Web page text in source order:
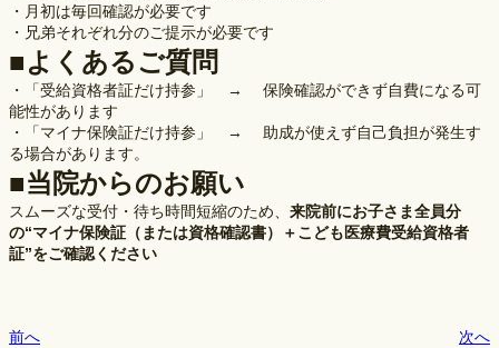
・月初は毎回確認が必要です
・兄弟それぞれ分のご提示が必要です
■よくあるご質問
・「受給資格者証だけ持参」 → 保険確認ができず自費になる可
能性があります
・「マイナ保険証だけ持参」 → 助成が使えず自己負担が発生す
る場合があります。
■当院からのお願い
スムーズな受付・待ち時間短縮のため、 来院前にお子さま全員分
の“マイナ保険証（または資格確認書）＋こども医療費受給資格者
証”をご確認ください
前へ 次へ